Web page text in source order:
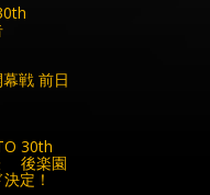
戦 前日
30th
後楽園
定！